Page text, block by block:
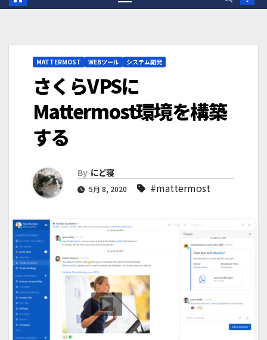
MATTERMOST WEBツール システム開発
さくらVPSに
Mattermost環境を構築
する
By にど寝
5月 8, 2020 #mattermost